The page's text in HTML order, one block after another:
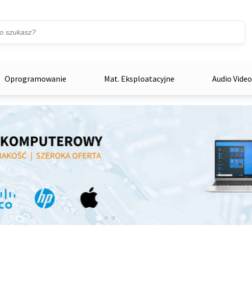
Oprogramowanie Mat. Eksploatacyjne Audio Video